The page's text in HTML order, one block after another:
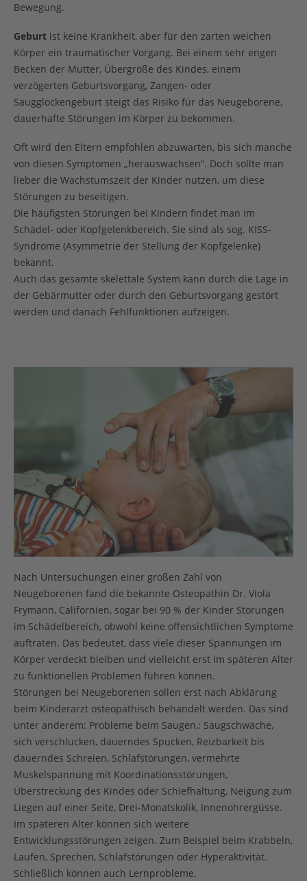
Bewegung.
Geburt ist keine Krankheit, aber für den zarten weichen
Körper ein traumatischer Vorgang. Bei einem sehr engen
Becken der Mutter, Übergröße des Kindes, einem
verzögerten Geburtsvorgang, Zangen- oder
Saugglockengeburt steigt das Risiko für das Neugeborene,
dauerhafte Störungen im Körper zu bekommen.
Oft wird den Eltern empfohlen abzuwarten, bis sich manche
von diesen Symptomen „herauswachsen“. Doch sollte man
lieber die Wachstumszeit der Kinder nutzen, um diese
Störungen zu beseitigen.
Die häufigsten Störungen bei Kindern findet man im
Schädel- oder Kopfgelenkbereich. Sie sind als sog. KISS-
Syndrome (Asymmetrie der Stellung der Kopfgelenke)
bekannt.
Auch das gesamte skelettale System kann durch die Lage in
der Gebärmutter oder durch den Geburtsvorgang gestört
werden und danach Fehlfunktionen aufzeigen.
Nach Untersuchungen einer großen Zahl von
Neugeborenen fand die bekannte Osteopathin Dr. Viola
Frymann, Californien, sogar bei 90 % der Kinder Störungen
im Schädelbereich, obwohl keine offensichtlichen Symptome
auftraten. Das bedeutet, dass viele dieser Spannungen im
Körper verdeckt bleiben und vielleicht erst im späteren Alter
zu funktionellen Problemen führen können.
Störungen bei Neugeborenen sollen erst nach Abklärung
beim Kinderarzt osteopathisch behandelt werden. Das sind
unter anderem: Probleme beim Saugen,: Saugschwäche,
sich verschlucken, dauerndes Spucken, Reizbarkeit bis
dauerndes Schreien, Schlafstörungen, vermehrte
Muskelspannung mit Koordinationsstörungen,
Überstreckung des Kindes oder Schiefhaltung, Neigung zum
Liegen auf einer Seite, Drei-Monatskolik, Innenohrergüsse.
Im späteren Alter können sich weitere
Entwicklungsstörungen zeigen. Zum Beispiel beim Krabbeln,
Laufen, Sprechen, Schlafstörungen oder Hyperaktivität.
Schließlich können auch Lernprobleme,